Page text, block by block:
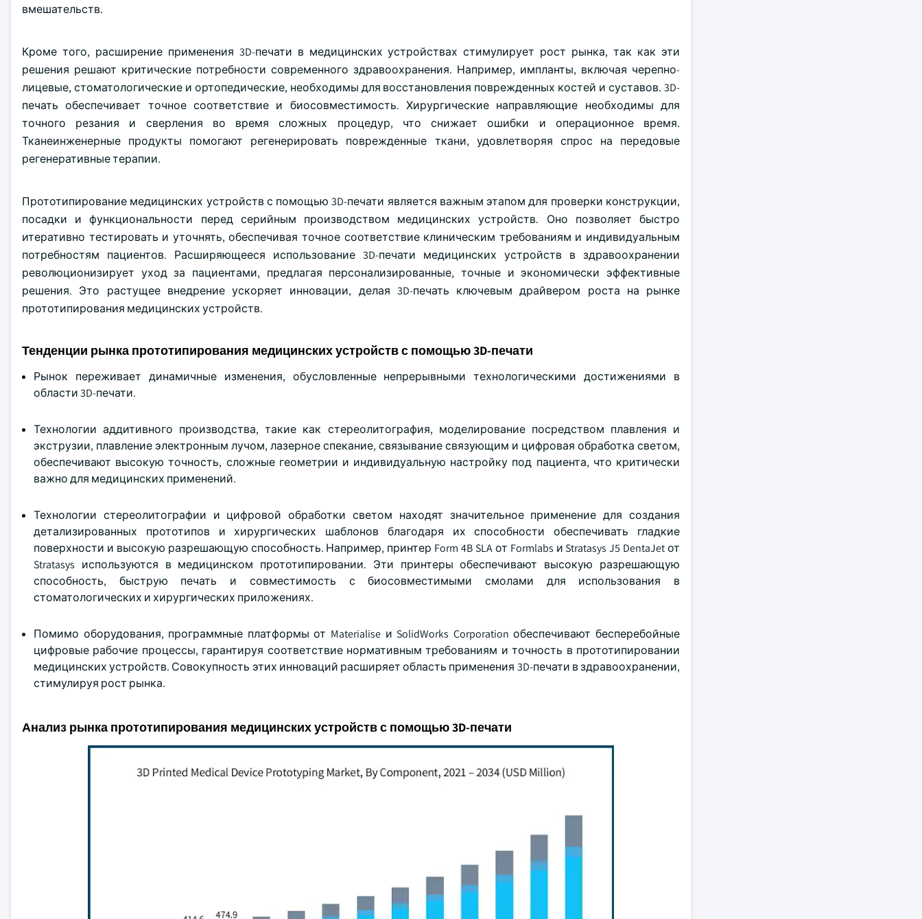
вмешательств.
Кроме того, расширение применения 3D-печати в медицинских устройствах стимулирует рост рынка, так как эти
решения решают критические потребности современного здравоохранения. Например, импланты, включая черепно-
лицевые, стоматологические и ортопедические, необходимы для восстановления поврежденных костей и суставов. 3D-
печать обеспечивает точное соответствие и биосовместимость. Хирургические направляющие необходимы для
точного резания и сверления во время сложных процедур, что снижает ошибки и операционное время.
Тканеинженерные продукты помогают регенерировать поврежденные ткани, удовлетворяя спрос на передовые
регенеративные терапии.
Прототипирование медицинских устройств с помощью 3D-печати является важным этапом для проверки конструкции,
посадки и функциональности перед серийным производством медицинских устройств. Оно позволяет быстро
итеративно тестировать и уточнять, обеспечивая точное соответствие клиническим требованиям и индивидуальным
потребностям пациентов. Расширяющееся использование 3D-печати медицинских устройств в здравоохранении
революционизирует уход за пациентами, предлагая персонализированные, точные и экономически эффективные
решения. Это растущее внедрение ускоряет инновации, делая 3D-печать ключевым драйвером роста на рынке
прототипирования медицинских устройств.
Тенденции рынка прототипирования медицинских устройств с помощью 3D-печати
Рынок переживает динамичные изменения, обусловленные непрерывными технологическими достижениями в
области 3D-печати.
Технологии аддитивного производства, такие как стереолитография, моделирование посредством плавления и
экструзии, плавление электронным лучом, лазерное спекание, связывание связующим и цифровая обработка светом,
обеспечивают высокую точность, сложные геометрии и индивидуальную настройку под пациента, что критически
важно для медицинских применений.
Технологии стереолитографии и цифровой обработки светом находят значительное применение для создания
детализированных прототипов и хирургических шаблонов благодаря их способности обеспечивать гладкие
поверхности и высокую разрешающую способность. Например, принтер Form 4B SLA от Formlabs и Stratasys J5 DentaJet от
Stratasys используются в медицинском прототипировании. Эти принтеры обеспечивают высокую разрешающую
способность, быструю печать и совместимость с биосовместимыми смолами для использования в
стоматологических и хирургических приложениях.
Помимо оборудования, программные платформы от Materialise и SolidWorks Corporation обеспечивают бесперебойные
цифровые рабочие процессы, гарантируя соответствие нормативным требованиям и точность в прототипировании
медицинских устройств. Совокупность этих инноваций расширяет область применения 3D-печати в здравоохранении,
стимулируя рост рынка.
Анализ рынка прототипирования медицинских устройств с помощью 3D-печати